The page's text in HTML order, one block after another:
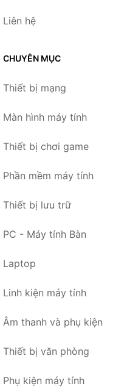
Liên hệ
CHUYÊN MỤC
Thiết bị mạng
Màn hình máy tính
Thiết bị chơi game
Phần mềm máy tính
Thiết bị lưu trữ
PC - Máy tính Bàn
Laptop
Linh kiện máy tính
Âm thanh và phụ kiện
Thiết bị văn phòng
Phụ kiện máy tính